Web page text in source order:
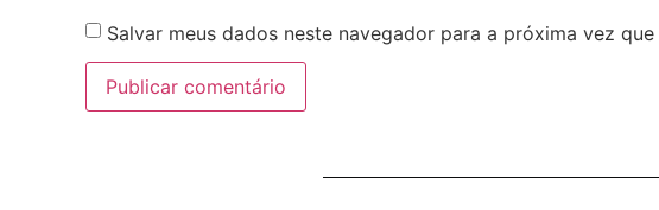
Salvar meus dados neste navegador para a próxima vez que